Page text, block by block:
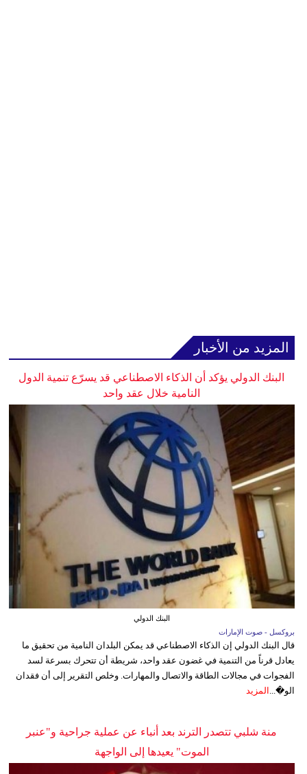
المزيد من الأخبار
البنك الدولي يؤكد أن الذكاء الاصطناعي قد يسرّع تنمية الدول
النامية خلال عقد واحد
البنك الدولي
بروكسل - صوت الإمارات
قال البنك الدولي إن الذكاء الاصطناعي قد يمكن البلدان النامية من تحقيق ما
يعادل قرناً من التنمية في غضون عقد واحد، شريطة أن تتحرك بسرعة لسد
الفجوات في مجالات الطاقة والاتصال والمهارات. وخلص التقرير إلى أن فقدان
الو�... المزيد
منة شلبي تتصدر الترند بعد أنباء عن عملية جراحية و"عنبر
الموت" يعيدها إلى الواجهة